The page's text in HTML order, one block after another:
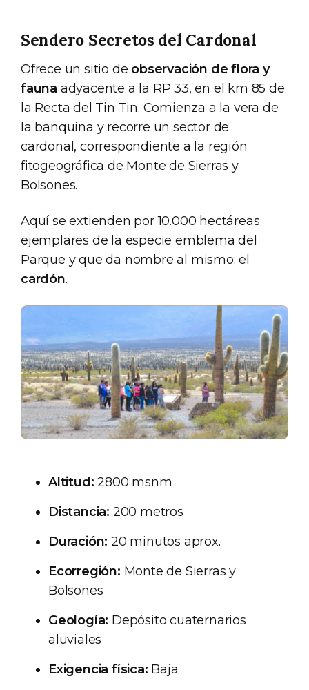
Sendero Secretos del Cardonal
Ofrece un sitio de observación de flora y
fauna adyacente a la RP 33, en el km 85 de
la Recta del Tin Tin. Comienza a la vera de
la banquina y recorre un sector de
cardonal, correspondiente a la región
fitogeográfica de Monte de Sierras y
Bolsones.
Aquí se extienden por 10.000 hectáreas
ejemplares de la especie emblema del
Parque y que da nombre al mismo: el
cardón.
Altitud: 2800 msnm
Distancia: 200 metros
Duración: 20 minutos aprox.
Ecorregión: Monte de Sierras y
Bolsones
Geología: Depósito cuaternarios
aluviales
Exigencia física: Baja